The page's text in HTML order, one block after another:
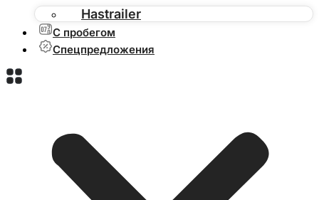
Hastrailer
С пробегом
Спецпредложения